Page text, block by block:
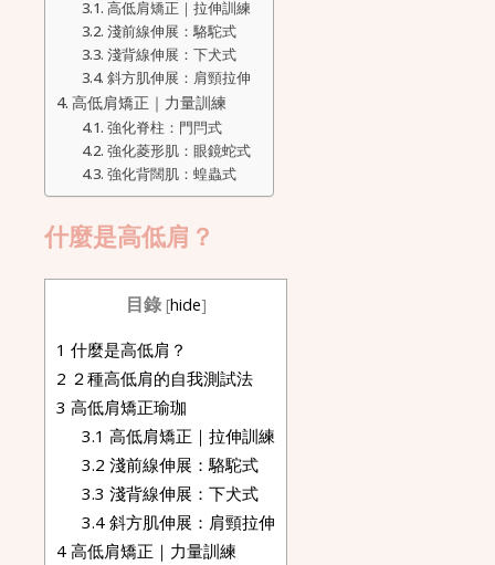
高低肩矯正｜拉伸訓練
淺前線伸展：駱駝式
淺背線伸展：下犬式
斜方肌伸展：肩頸拉伸
高低肩矯正｜力量訓練
強化脊柱：門閂式
強化菱形肌：眼鏡蛇式
強化背闊肌：蝗蟲式
什麼是高低肩？
目錄 [hide]
1 什麼是高低肩？
2 ２種高低肩的自我測試法
3 高低肩矯正瑜珈
3.1 高低肩矯正｜拉伸訓練
3.2 淺前線伸展：駱駝式
3.3 淺背線伸展：下犬式
3.4 斜方肌伸展：肩頸拉伸
4 高低肩矯正｜力量訓練